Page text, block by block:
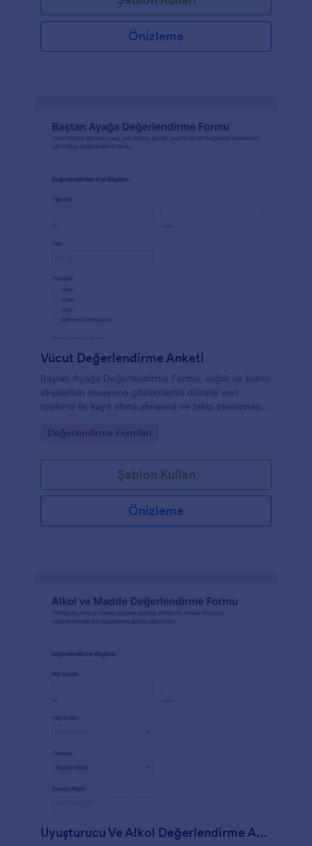
Önizleme
Vücut Değerlendirme Anketi
Baştan Ayağa Değerlendirme Formu, sağlık ve bakım
ekiplerinin muayene gözlemlerini düzenli veri
toplama ile kayıt altına almasına ve takip planlamasını
Go to Category:
Değerlendirme Formları
Şablon Kullan
Önizleme
Uyuşturucu Ve Alkol Değerlendirme Anketi